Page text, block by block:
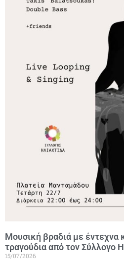
Μουσική βραδιά με έντεχνα
τραγούδια από τον Σύλλογο
15/07/2026